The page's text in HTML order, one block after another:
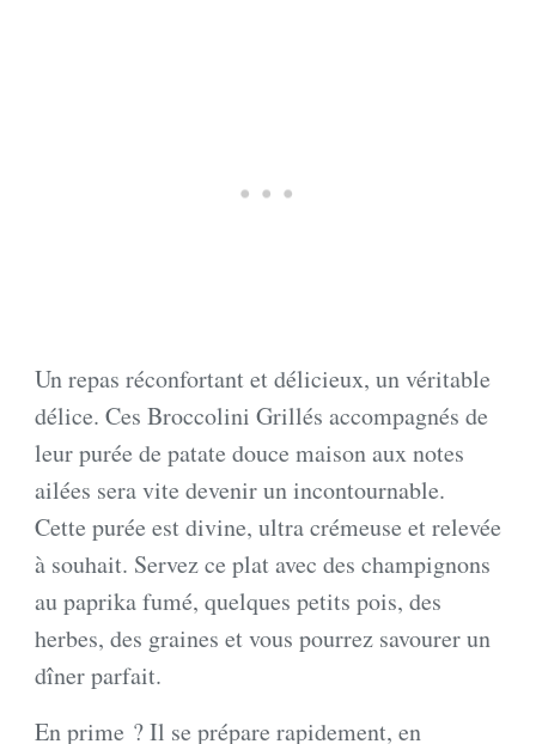
Un repas réconfortant et délicieux, un véritable
délice. Ces Broccolini Grillés accompagnés de
leur purée de patate douce maison aux notes
ailées sera vite devenir un incontournable.
Cette purée est divine, ultra crémeuse et relevée
à souhait. Servez ce plat avec des champignons
au paprika fumé, quelques petits pois, des
herbes, des graines et vous pourrez savourer un
dîner parfait.
En prime ? Il se prépare rapidement, en